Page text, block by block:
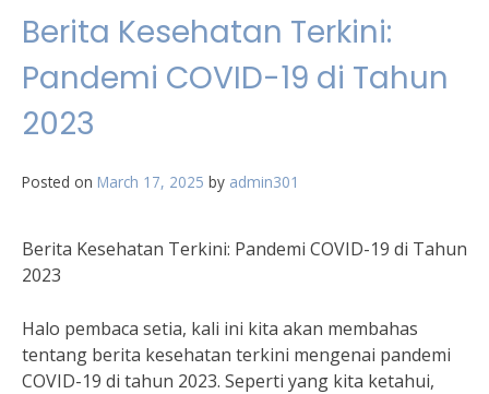
Berita Kesehatan Terkini:
Pandemi COVID-19 di Tahun
2023
Posted on March 17, 2025 by admin301
Berita Kesehatan Terkini: Pandemi COVID-19 di Tahun
2023
Halo pembaca setia, kali ini kita akan membahas
tentang berita kesehatan terkini mengenai pandemi
COVID-19 di tahun 2023. Seperti yang kita ketahui,